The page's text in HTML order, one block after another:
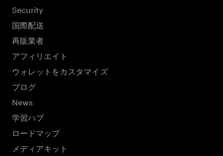
Security
国際配送
再販業者
アフィリエイト
ウォレットをカスタマイズ
ブログ
News
学習ハブ
ロードマップ
メディアキット